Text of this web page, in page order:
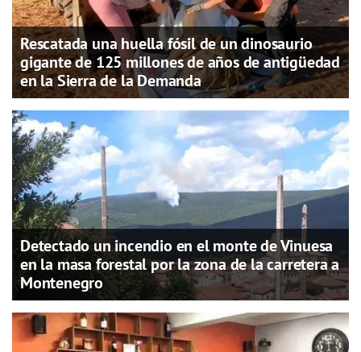
Rescatada una huella fósil de un dinosaurio
gigante de 125 millones de años de antigüedad
en la Sierra de la Demanda
Detectado un incendio en el monte de Vinuesa
en la masa forestal por la zona de la carretera a
Montenegro